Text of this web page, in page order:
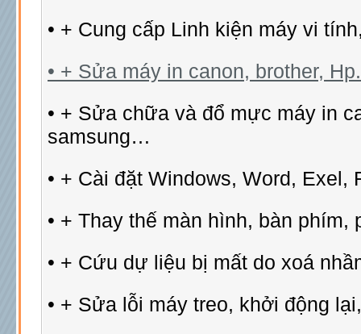
• + Cung cấp Linh kiện máy vi
• + Sửa máy in canon, brother,
• + Sửa chữa và đổ mực máy in
samsung…
• + Cài đặt Windows, Word, Exel,
• + Thay thế màn hình, bàn phím,
• + Cứu dự liệu bị mất do xoá
• + Sửa lỗi máy treo, khởi động